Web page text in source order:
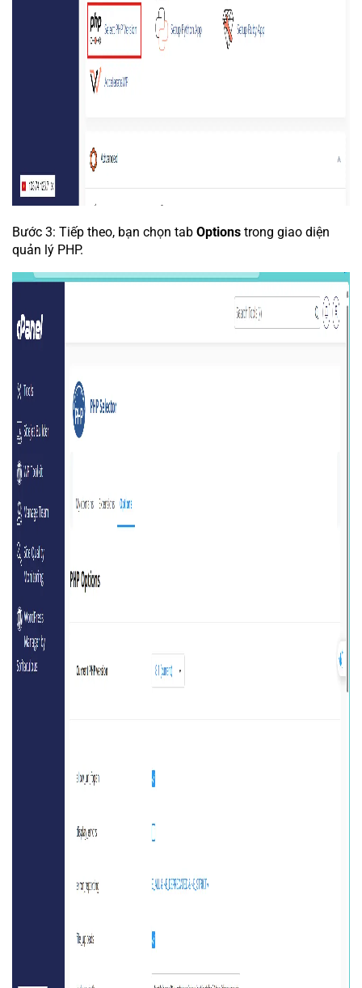
Bước 3: Tiếp theo, bạn chọn tab Options trong giao diện
quản lý PHP.